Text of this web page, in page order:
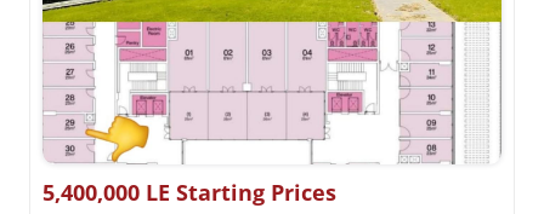
5,400,000 LE Starting Prices